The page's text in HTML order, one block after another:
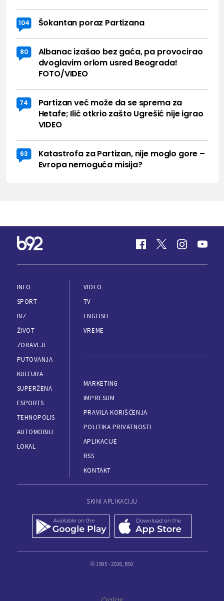
104 Šokantan poraz Partizana
80
Albanac izašao bez gaća, pa provocirao
dvoglavim orlom usred Beograda!
FOTO/VIDEO
74
Partizan već može da se sprema za
Hetafe; Ilić otkrio zašto Ugrešić nije igrao
VIDEO
63
Katastrofa za Partizan, nije moglo gore –
Evropa nemoguća misija?
INFO
SPORT
BIZ
ŽIVOT
ZDRAVLJE
PUTOVANJA
KULTURA
SUPERŽENA
ESPORTS
TEHNOPOLIS
AUTOMOBILI
LOKAL
VIDEO
TV
ENGLISH
VREME
MARKETING
IMPRESUM
PRAVILA KORIŠĆENJA
POLITIKA PRIVATNOSTI
APLIKACIJE
RSS
KONTAKT
SKINI APLIKACIJU
© 1995 - 2026, B92